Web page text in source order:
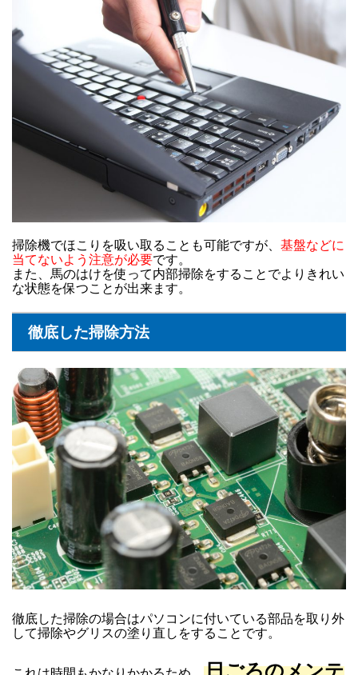
掃除機でほこりを吸い取ることも可能ですが、 基盤などに
当てないよう注意が必要です。
また、馬のはけを使って内部掃除をすることでよりきれい
な状態を保つことが出来ます。
徹底した掃除方法
徹底した掃除の場合はパソコンに付いている部品を取り外
して掃除やグリスの塗り直しをすることです。
日ごろのメンテ